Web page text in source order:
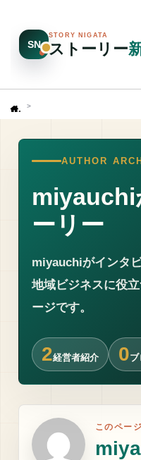
SN
STORY NIGATA
ストーリー
Home
AUTHOR
miyauchi
ーリー
miyauchiがインタ
地域ビジネスに役
ージです。
2経営者紹介 0
このペー